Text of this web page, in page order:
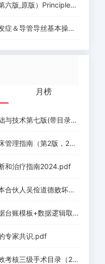
(Sixth Edition) (Eric R. Kandel, John D. Koester etc.) (Z-Library).pdf
＆导管导丝基本操作.pdf
月榜
技术第七版(带目录).pdf
指南（第2版，2023）.pdf
和治疗指南2024.pdf
吴俭道德败坏、玩弄女性.pdf
+数据逻辑取值清单+政策汇编.zip
专家共识.pdf
三级手术目录（2020版）.pdf